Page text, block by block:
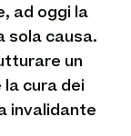
ad oggi la
sola causa.
un
cura dei
invalidante